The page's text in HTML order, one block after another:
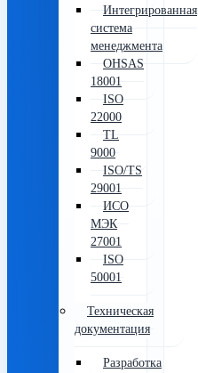
Интегрированная
система
менеджмента
OHSAS
18001
ISO
22000
TL
9000
ISO/TS
29001
ИСО
МЭК
27001
ISO
50001
Техническая
документация
Разработка